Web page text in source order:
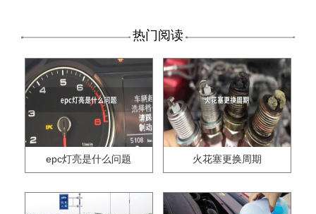
热门阅读
epc灯亮是什么问题 火花塞更换周期